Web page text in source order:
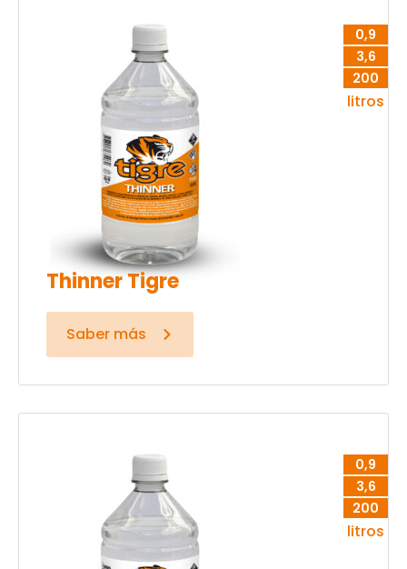
0,9
3,6
200
litros
Thinner Tigre
Saber más
0,9
3,6
200
litros